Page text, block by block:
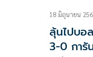
18 มิถุนายน
ลุ้นไปบอ
3-0 การั